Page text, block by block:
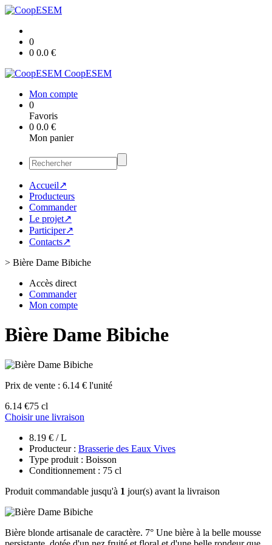
0
0 0.0 €
CoopESEM
Mon compte
0
Favoris
0 0.0 €
Mon panier
Accueil↗
Producteurs
Commander
Le projet↗
Participer↗
Contacts↗
> Bière Dame Bibiche
Accès direct
Commander
Mon compte
Bière Dame Bibiche
Prix de vente : 6.14 € l'unité
6.14 €75 cl
Choisir une livraison
8.19 € / L
Producteur : Brasserie des Eaux Vives
Type produit : Boisson
Conditionnement : 75 cl
Produit commandable jusqu'à 1 jour(s) avant la livraison
Bière blonde artisanale de caractère. 7° Une bière à la belle mousse